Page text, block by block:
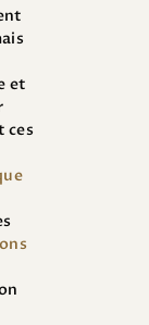
et
ces